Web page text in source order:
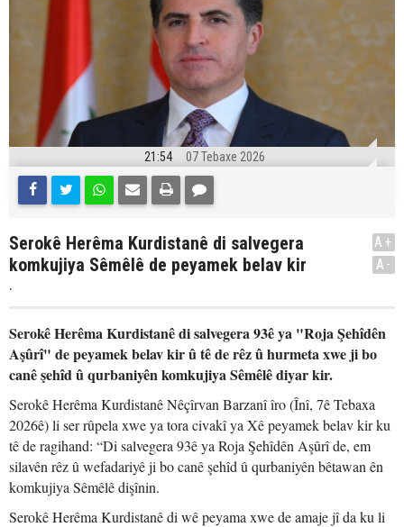
21:54 07 Tebaxe 2026
Serokê Herêma Kurdistanê di salvegera
komkujiya Sêmêlê de peyamek belav kir
.
A+
A-
Serokê Herêma Kurdistanê di salvegera 93ê ya "Roja Şehîdên
Aşûrî" de peyamek belav kir û tê de rêz û hurmeta xwe ji bo
canê şehîd û qurbaniyên komkujiya Sêmêlê diyar kir.
Serokê Herêma Kurdistanê Nêçîrvan Barzanî îro (Înî, 7ê Tebaxa
2026ê) li ser rûpela xwe ya tora civakî ya Xê peyamek belav kir ku
tê de ragihand: “Di salvegera 93ê ya Roja Şehîdên Aşûrî de, em
silavên rêz û wefadariyê ji bo canê şehîd û qurbaniyên bêtawan ên
komkujiya Sêmêlê dişînin.
Serokê Herêma Kurdistanê di wê peyama xwe de amaje jî da ku li